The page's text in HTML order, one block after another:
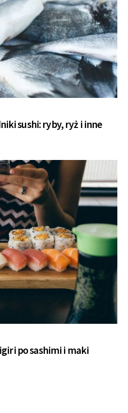
sushi: ryby, ryż i inne
po sashimi i maki